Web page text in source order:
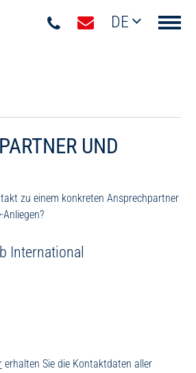
DE
UND
zu einem konkreten Ansprechpartner
International
erhalten Sie die Kontaktdaten aller